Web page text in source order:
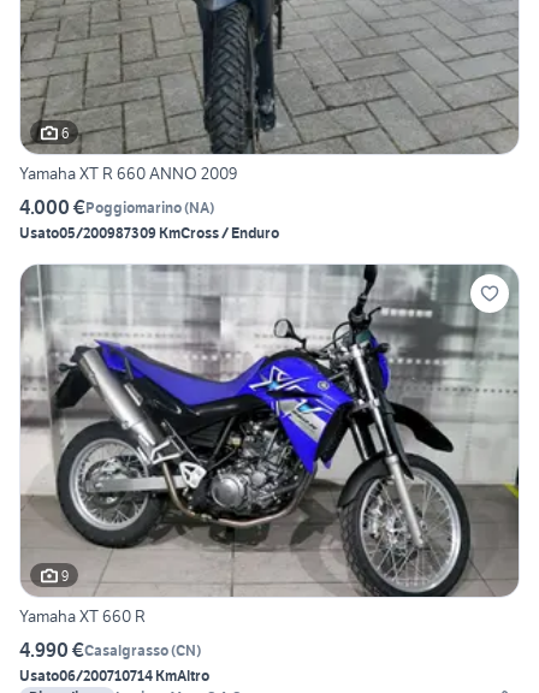
6
Yamaha XT R 660 ANNO 2009
4.000 €Poggiomarino(NA)
Usato05/200987309 KmCross / Enduro
9
Yamaha XT 660 R
4.990 €Casalgrasso(CN)
Usato06/200710714 KmAltro